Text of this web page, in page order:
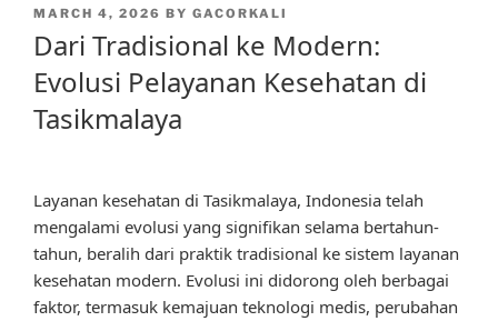
POSTED
MARCH 4, 2026 BY GACORKALI
Dari Tradisional ke Modern:
Evolusi Pelayanan Kesehatan di
Tasikmalaya
Layanan kesehatan di Tasikmalaya, Indonesia telah
mengalami evolusi yang signifikan selama bertahun-
tahun, beralih dari praktik tradisional ke sistem layanan
kesehatan modern. Evolusi ini didorong oleh berbagai
faktor, termasuk kemajuan teknologi medis, perubahan